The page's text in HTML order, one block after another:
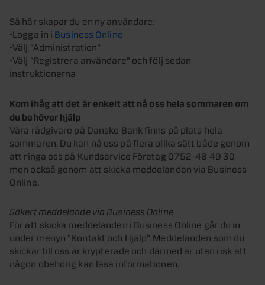
Så här skapar du en ny användare:
•Logga in i Business Online
•Välj ”Administration”
•Välj ”Registrera användare” och följ sedan
instruktionerna
Kom ihåg att det är enkelt att nå oss hela sommaren om
du behöver hjälp
Våra rådgivare på Danske Bank finns på plats hela
sommaren. Du kan nå oss på flera olika sätt både genom
att ringa oss på Kundservice Företag 0752-48 49 30
men också genom att skicka meddelanden via Business
Online.
Säkert meddelande via Business Online
För att skicka meddelanden i Business Online går du in
under menyn ”Kontakt och Hjälp”. Meddelanden som du
skickar till oss är krypterade och därmed är utan risk att
någon obehörig kan läsa informationen.